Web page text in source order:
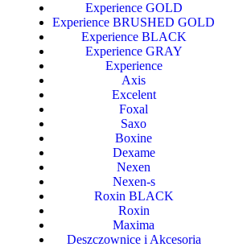
Experience GOLD
Experience BRUSHED GOLD
Experience BLACK
Experience GRAY
Experience
Axis
Excelent
Foxal
Saxo
Boxine
Dexame
Nexen
Nexen-s
Roxin BLACK
Roxin
Maxima
Deszczownice i Akcesoria